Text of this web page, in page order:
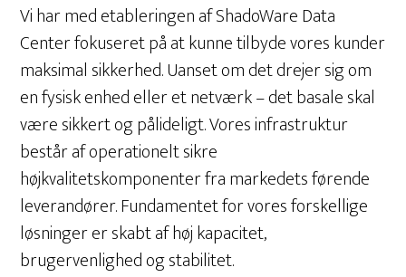
Vi har med etableringen af ShadoWare Data
Center fokuseret på at kunne tilbyde vores kunder
maksimal sikkerhed. Uanset om det drejer sig om
en fysisk enhed eller et netværk – det basale skal
være sikkert og pålideligt. Vores infrastruktur
består af operationelt sikre
højkvalitetskomponenter fra markedets førende
leverandører. Fundamentet for vores forskellige
løsninger er skabt af høj kapacitet,
brugervenlighed og stabilitet.